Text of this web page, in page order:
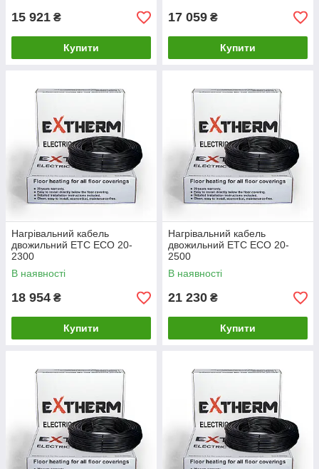
15 921 ₴
Купити
17 059 ₴
Купити
Нагрівальний кабель
двожильний ETС ECO 20-
2300
В наявності
18 954 ₴
Купити
Нагрівальний кабель
двожильний ETС ECO 20-
2500
В наявності
21 230 ₴
Купити